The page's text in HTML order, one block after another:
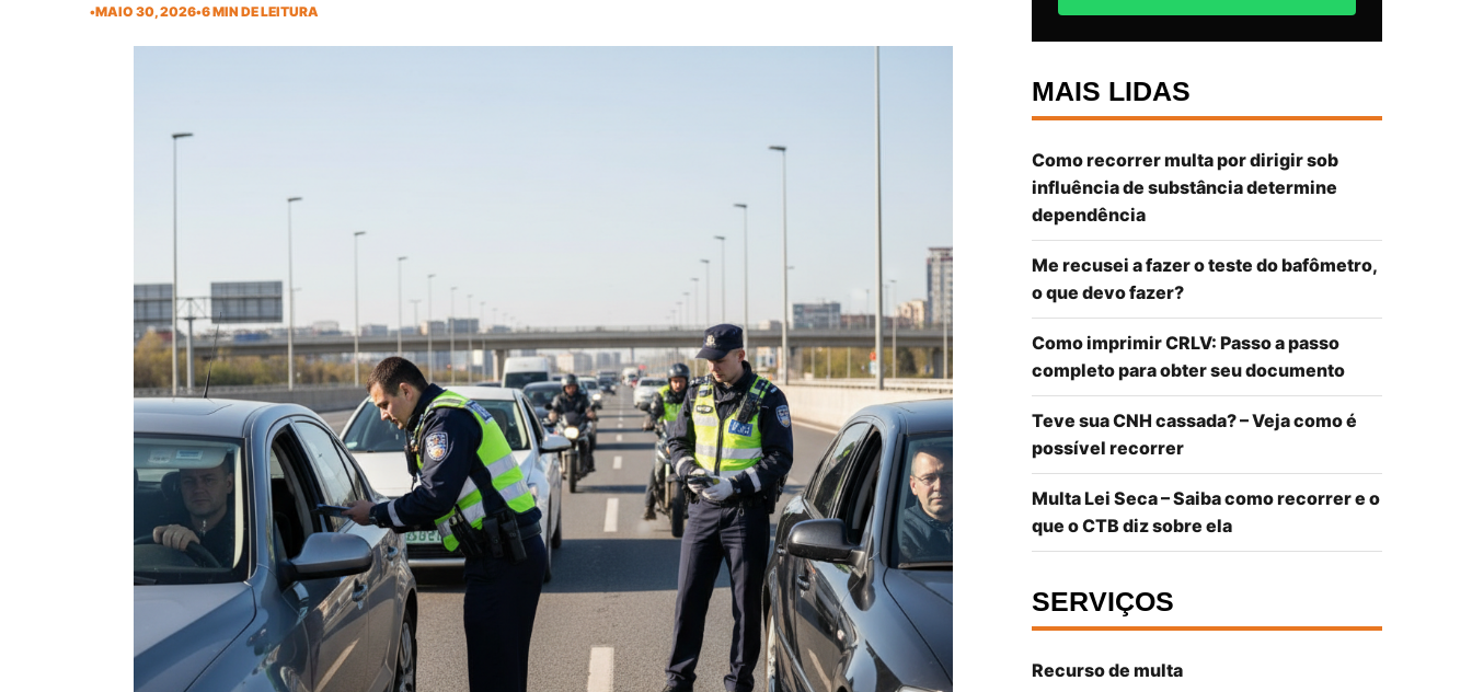
•MAIO 30, 2026•6 MIN DE LEITURA
MAIS LIDAS
Como recorrer multa por dirigir sob
influência de substância determine
dependência
Me recusei a fazer o teste do bafômetro,
o que devo fazer?
Como imprimir CRLV: Passo a passo
completo para obter seu documento
Teve sua CNH cassada? – Veja como é
possível recorrer
Multa Lei Seca – Saiba como recorrer e o
que o CTB diz sobre ela
SERVIÇOS
Recurso de multa